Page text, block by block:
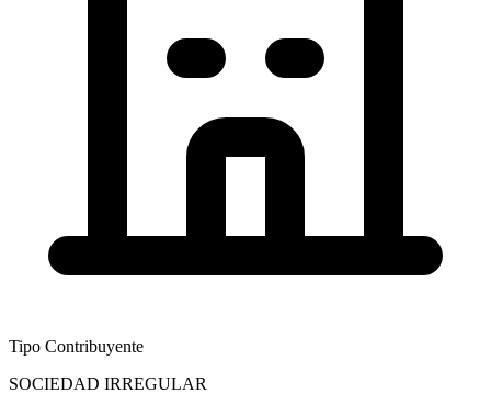
Tipo Contribuyente
SOCIEDAD IRREGULAR